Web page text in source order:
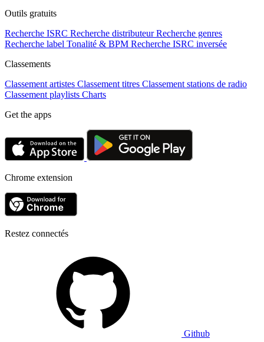
Outils gratuits
Recherche ISRC Recherche distributeur Recherche genres
Recherche label Tonalité & BPM Recherche ISRC inversée
Classements
Classement artistes Classement titres Classement stations de radio
Classement playlists Charts
Get the apps
Chrome extension
Restez connectés
Github